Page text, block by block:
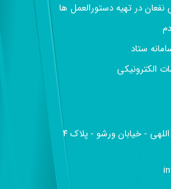
در تهیه دستورالعمل ها
ستاد
الکترونیکی
- خیابان ورشو - پلاک ۴